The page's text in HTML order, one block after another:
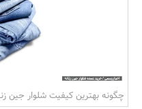
چگونه بهترین کیفیت شلوار جین